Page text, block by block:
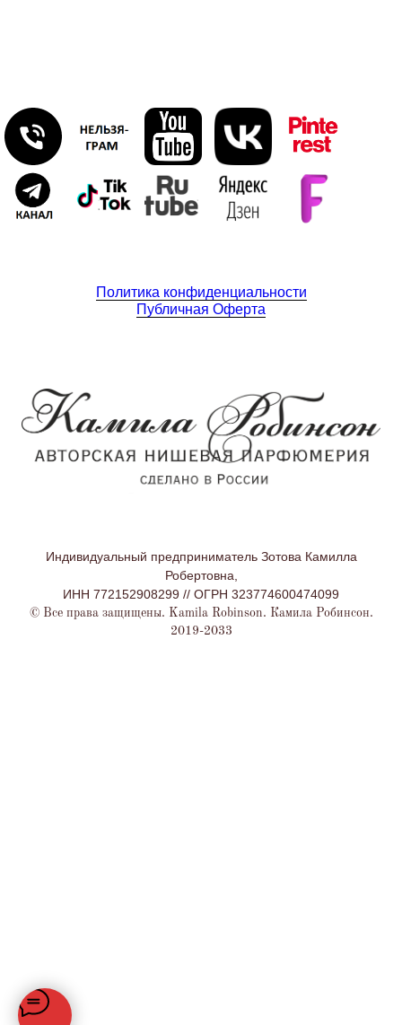
Политика конфиденциальности
Публичная Оферта
Индивидуальный предприниматель Зотова Камилла
Робертовна,
ИНН 772152908299 // ОГРН 323774600474099
© Все права защищены. Kamila Robinson. Камила Робинсон.
2019-2033